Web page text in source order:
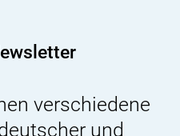
verschiedene
und